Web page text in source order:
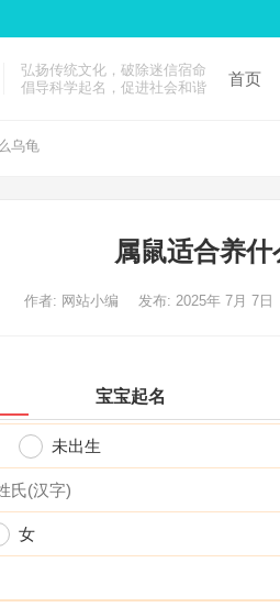
弘扬传统文化，破除迷信宿命
倡导科学起名，促进社会和谐
首页
乌龟
属鼠适合养
作者: 网站小编 发布: 2025年 7月 7日
宝宝起名
未出生
女